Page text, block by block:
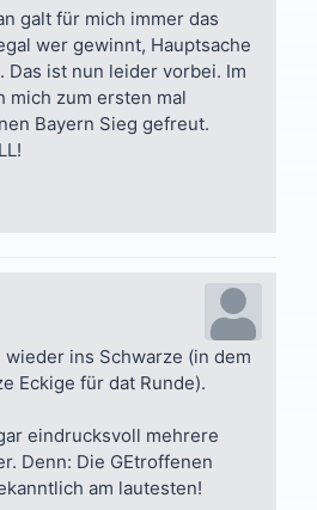
galt für mich immer das
wer gewinnt, Hauptsache
Das ist nun leider vorbei. Im
mich zum ersten mal
Bayern Sieg gefreut.
ins Schwarze (in dem
Eckige für dat Runde).
eindrucksvoll mehrere
Denn: Die GEtroffenen
am lautesten!